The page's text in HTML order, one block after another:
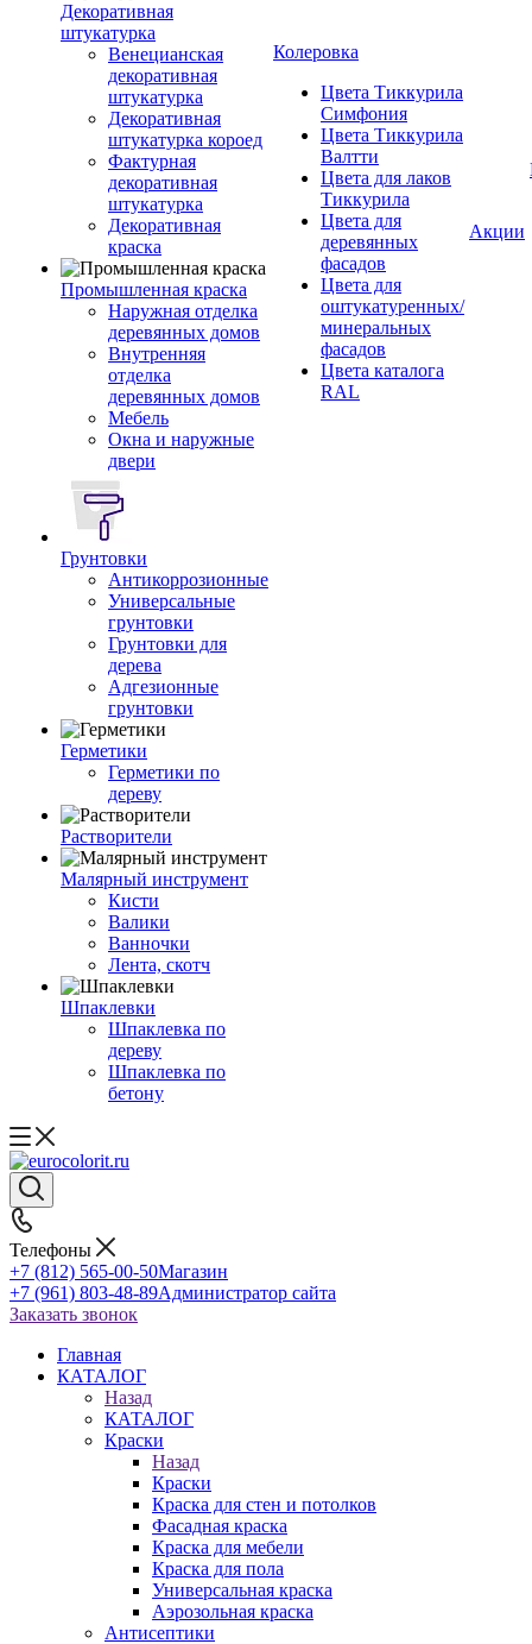
Декоративная
штукатурка
Венецианская
декоративная
штукатурка
Декоративная
штукатурка короед
Фактурная
декоративная
штукатурка
Декоративная
краска
Промышленная краска
Наружная отделка
деревянных домов
Внутренняя
отделка
деревянных домов
Мебель
Окна и наружные
двери
Грунтовки
Антикоррозионные
Универсальные
грунтовки
Грунтовки для
дерева
Адгезионные
грунтовки
Герметики
Герметики по
дереву
Растворители
Малярный инструмент
Кисти
Валики
Ванночки
Лента, скотч
Шпаклевки
Шпаклевка по
дереву
Шпаклевка по
бетону
Колеровка
Цвета Тиккурила
Симфония
Цвета Тиккурила
Валтти
Цвета для лаков
Тиккурила
Цвета для
деревянных
фасадов
Цвета для
оштукатуренных/
минеральных
фасадов
Цвета каталога
RAL
Акции
Телефоны
+7 (812) 565-00-50Магазин
+7 (961) 803-48-89Администратор сайта
Заказать звонок
Главная
КАТАЛОГ
Назад
КАТАЛОГ
Краски
Назад
Краски
Краска для стен и потолков
Фасадная краска
Краска для мебели
Краска для пола
Универсальная краска
Аэрозольная краска
Антисептики